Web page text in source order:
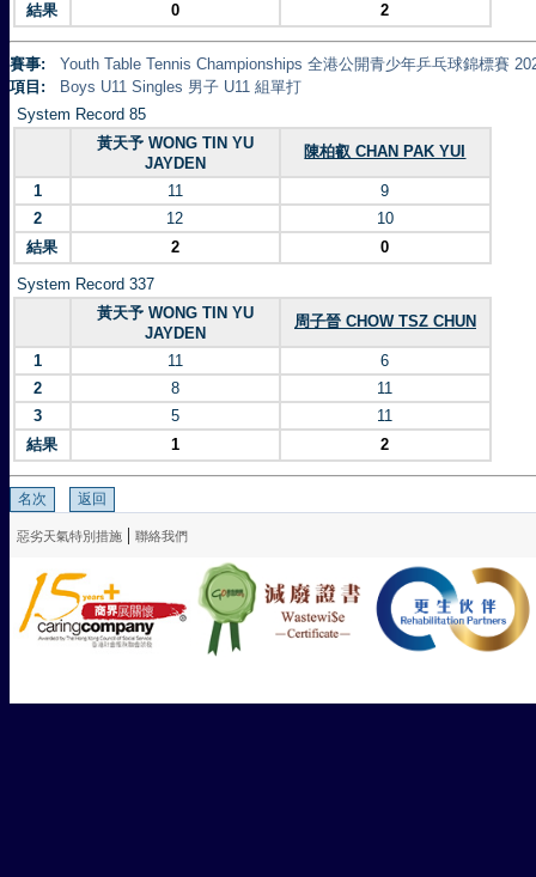
結果
0 2
賽事:
Youth Table Tennis Championships 全港公開青少年乒乓球錦標賽
項目:
Boys U11 Singles 男子 U11 組單打
System Record 85
黃天予 WONG TIN YU
JAYDEN
陳柏叡 CHAN PAK YUI
1 11
9
2
12
10
結果
2 0
System Record 337
黃天予 WONG TIN YU
JAYDEN
周子晉 CHOW TSZ CHUN
1 11
6
2
8
11
3
5
11
結果
1 2